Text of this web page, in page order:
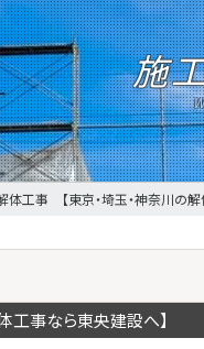
施
工事 【東京・埼玉・神奈川の解
事なら東央建設へ】